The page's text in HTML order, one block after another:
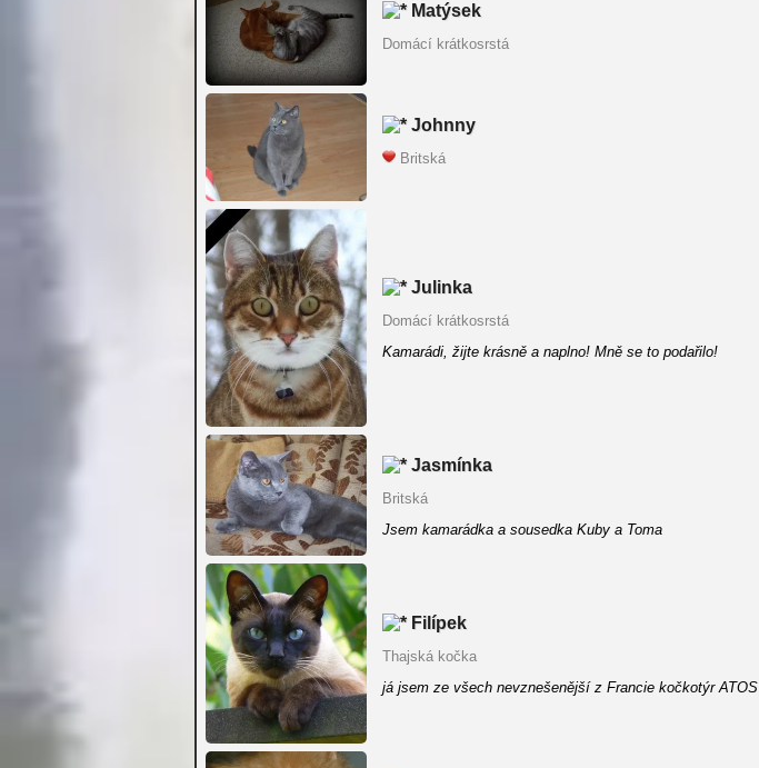
Matýsek
Domácí krátkosrstá
Johnny
Britská
Julinka
Domácí krátkosrstá
Kamarádi, žijte krásně a naplno! Mně se to podařilo!
Jasmínka
Britská
Jsem kamarádka a sousedka Kuby a Toma
Filípek
Thajská kočka
já jsem ze všech nevznešenější z Francie kočkotýr ATOS